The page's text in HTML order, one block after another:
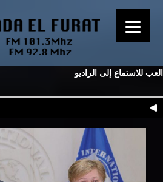
العب للاستماع إلى الراديو